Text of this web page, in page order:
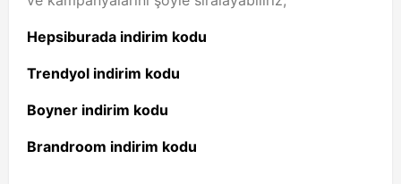
Hepsiburada indirim kodu
Trendyol indirim kodu
Boyner indirim kodu
Brandroom indirim kodu